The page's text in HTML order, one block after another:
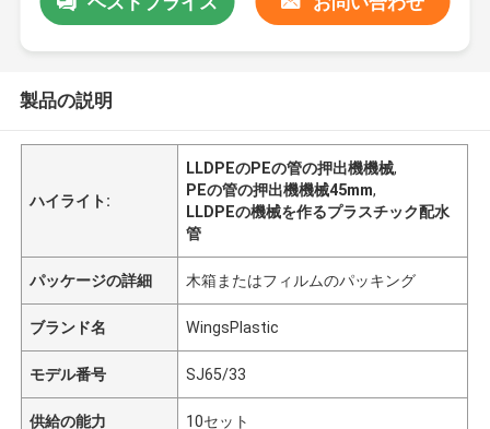
製品の説明
ハイライト:
LLDPEのPEの管の押出機機械,
PEの管の押出機機械45mm,
LLDPEの機械を作るプラスチック配水
管
パッケージの詳細 木箱またはフィルムのパッキング
ブランド名 WingsPlastic
モデル番号 SJ65/33
供給の能力 10セット